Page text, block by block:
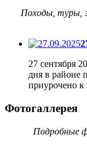
Походы, туры,
27 сентября
дня в районе
приурочено
Фотогаллерея
Подробные